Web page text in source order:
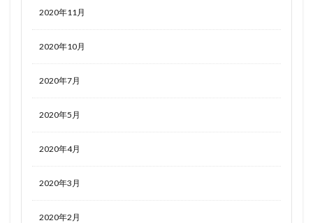
2020年11月
2020年10月
2020年7月
2020年5月
2020年4月
2020年3月
2020年2月